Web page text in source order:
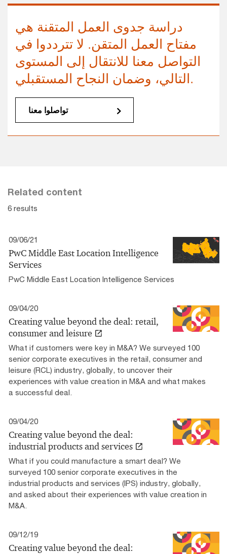
دراسة جدوى العمل المتقنة هي
مفتاح العمل المتقن. لا تترددوا في
التواصل معنا للانتقال إلى المستوى
التالي، وضمان النجاح المستقبلي.
تواصلوا معنا
Related content
6 results
09/06/21
PwC Middle East Location Intelligence
Services
PwC Middle East Location Intelligence Services
09/04/20
Creating value beyond the deal: retail,
consumer and leisure
What if customers were key in M&A? We surveyed 100
senior corporate executives in the retail, consumer and
leisure (RCL) industry, globally, to uncover their
experiences with value creation in M&A and what makes
a successful deal.
09/04/20
Creating value beyond the deal:
industrial products and services
What if you could manufacture a smart deal? We
surveyed 100 senior corporate executives in the
industrial products and services (IPS) industry, globally,
and asked about their experiences with value creation in
M&A.
09/12/19
Creating value beyond the deal: